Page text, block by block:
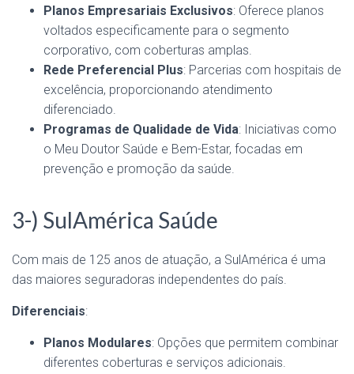
Planos Empresariais Exclusivos: Oferece planos
voltados especificamente para o segmento
corporativo, com coberturas amplas.
Rede Preferencial Plus: Parcerias com hospitais de
excelência, proporcionando atendimento
diferenciado.
Programas de Qualidade de Vida: Iniciativas como
o Meu Doutor Saúde e Bem-Estar, focadas em
prevenção e promoção da saúde.
3-) SulAmérica Saúde
Com mais de 125 anos de atuação, a SulAmérica é uma
das maiores seguradoras independentes do país.
Diferenciais:
Planos Modulares: Opções que permitem combinar
diferentes coberturas e serviços adicionais.